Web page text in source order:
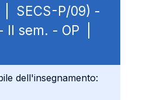
| SECS-P/09) -
II sem. - OP |
dell'insegnamento: